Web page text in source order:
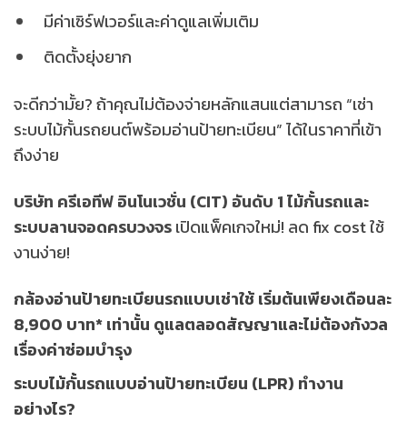
มีค่าเซิร์ฟเวอร์และค่าดูแลเพิ่มเติม
ติดตั้งยุ่งยาก
จะดีกว่ามั้ย? ถ้าคุณไม่ต้องจ่ายหลักแสนแต่สามารถ “เช่า
ระบบไม้กั้นรถยนต์พร้อมอ่านป้ายทะเบียน” ได้ในราคาที่เข้า
ถึงง่าย
บริษัท ครีเอทีฟ อินโนเวชั่น (CIT) อันดับ 1 ไม้กั้นรถและ
ระบบลานจอดครบวงจรเปิดแพ็คเกจใหม่! ลด fix cost ใช้
งานง่าย!
กล้องอ่านป้ายทะเบียนรถแบบเช่าใช้ เริ่มต้นเพียงเดือนละ
8,900 บาท* เท่านั้น ดูแลตลอดสัญญาและไม่ต้องกังวล
เรื่องค่าซ่อมบำรุง
ระบบไม้กั้นรถแบบอ่านป้ายทะเบียน (LPR) ทำงาน
อย่างไร?